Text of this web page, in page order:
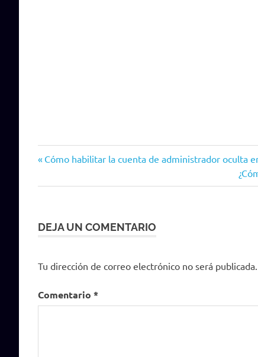
Navegación
de
Entrada
Cómo habilitar la cuenta de administrador oculta
DEJA UN COMENTARIO
Tu dirección de correo electrónico no será publicada.
Comentario *